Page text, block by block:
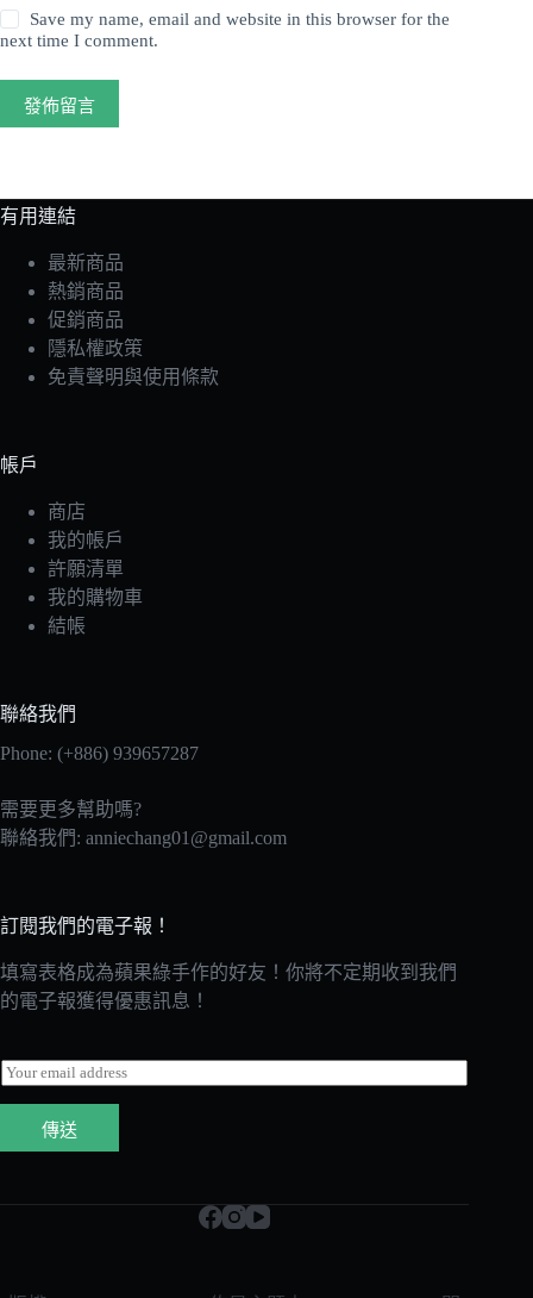
Save my name, email and website in this browser for the
next time I comment.
發佈留言
有用連結
最新商品
熱銷商品
促銷商品
隱私權政策
免責聲明與使用條款
帳戶
商店
我的帳戶
許願清單
我的購物車
結帳
聯絡我們
Phone: (+886) 939657287
需要更多幫助嗎?
聯絡我們: anniechang01@gmail.com
訂閱我們的電子報！
填寫表格成為蘋果綠手作的好友！你將不定期收到我們
的電子報獲得優惠訊息！
E
m
a
l
傳送